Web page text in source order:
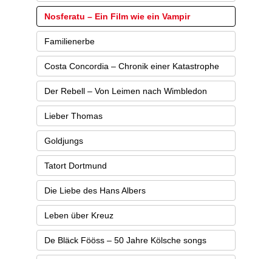
Nosferatu – Ein Film wie ein Vampir
Familienerbe
Costa Concordia – Chronik einer Katastrophe
Der Rebell – Von Leimen nach Wimbledon
Lieber Thomas
Goldjungs
Tatort Dortmund
Die Liebe des Hans Albers
Leben über Kreuz
De Bläck Fööss – 50 Jahre Kölsche songs